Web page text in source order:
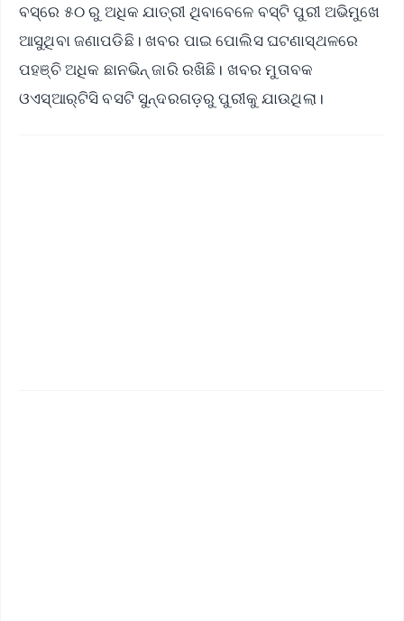
ବସ୍‌ରେ ୫୦ ରୁ ଅଧିକ ଯାତ୍ରୀ ଥିବାବେଳେ ବସ୍‌ଟି ପୁରୀ ଅଭିମୁଖେ
ଆସୁଥିବା ଜଣାପଡିଛି। ଖବର ପାଇ ପୋଲିସ ଘଟଣାସ୍ଥଳରେ
ପହଞ୍ଚି ଅଧିକ ଛାନଭିନ୍ ଜାରି ରଖିଛି। ଖବର ମୁତାବକ
ଓଏସ୍‌ଆର୍‌ଟିସି ବସଟି ସୁନ୍ଦରଗଡ଼ରୁ ପୁରୀକୁ ଯାଉଥିଲା।